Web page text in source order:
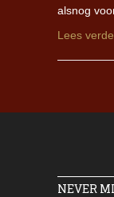
alsnog
Lees
NEVER